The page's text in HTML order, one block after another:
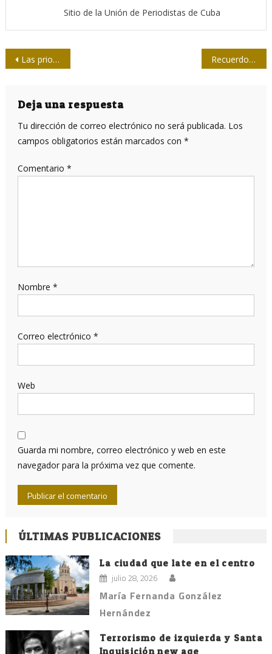
Sitio de la Unión de Periodistas de Cuba
Navegación
entradas
Las prioridades de Donald Trump hacia Cuba Recuerdo sincero hacia Fidel
Deja una respuesta
Tu dirección de correo electrónico no será publicada. Los
campos obligatorios están marcados con *
Comentario *
Nombre *
Correo electrónico *
Web
Guarda mi nombre, correo electrónico y web en este
navegador para la próxima vez que comente.
ÚLTIMAS PUBLICACIONES
La ciudad que late en el centro
julio 28, 2026
María Fernanda González
Hernández
Terrorismo de izquierda y Santa
Inquisición new age